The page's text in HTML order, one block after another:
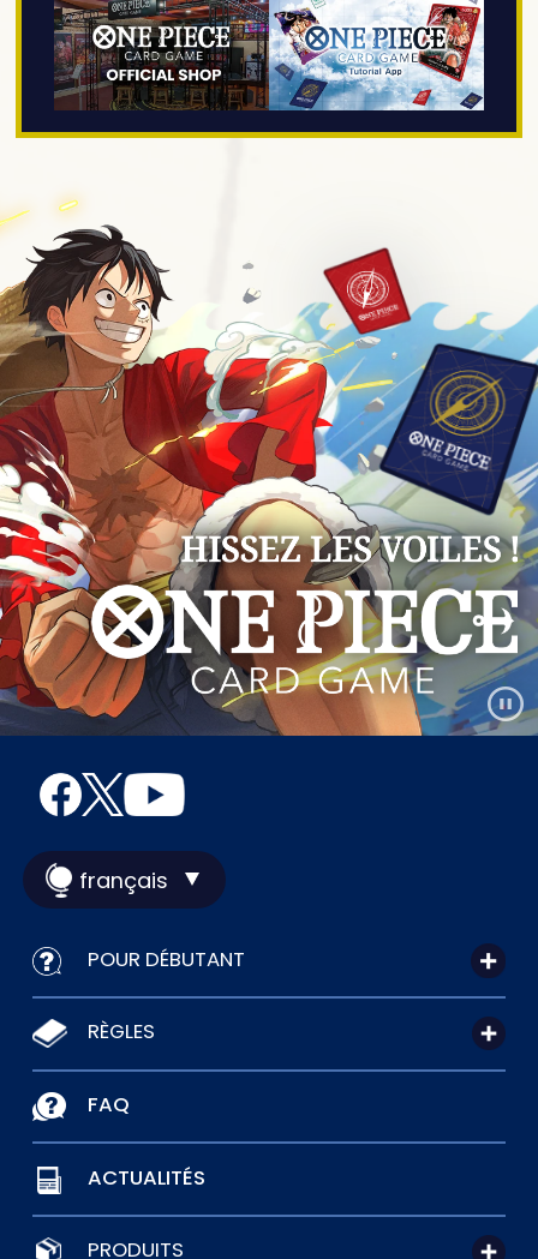
français
POUR DÉBUTANT
RÈGLES
FAQ
ACTUALITÉS
PRODUITS